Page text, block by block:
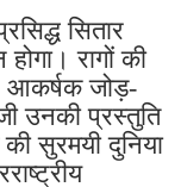
सितार
रागों की
आकर्षक जोड़-
उनकी प्रस्तुति
सुरमयी दुनिया